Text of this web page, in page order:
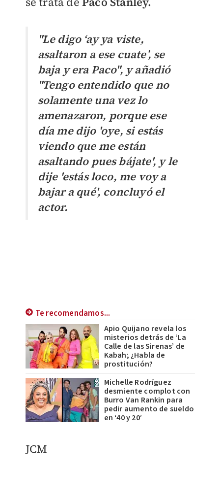
"Le digo ‘ay ya viste,
asaltaron a ese cuate’, se
baja y era Paco", y añadió
"Tengo entendido que no
solamente una vez lo
amenazaron, porque ese
día me dijo 'oye, si estás
viendo que me están
asaltando pues bájate', y le
dije 'estás loco, me voy a
bajar a qué', concluyó el
actor.
Te recomendamos...
Apio Quijano revela los
misterios detrás de ‘La
Calle de las Sirenas’ de
Kabah; ¿Habla de
prostitución?
Michelle Rodríguez
desmiente complot con
Burro Van Rankin para
pedir aumento de sueldo
en ‘40 y 20’
JCM